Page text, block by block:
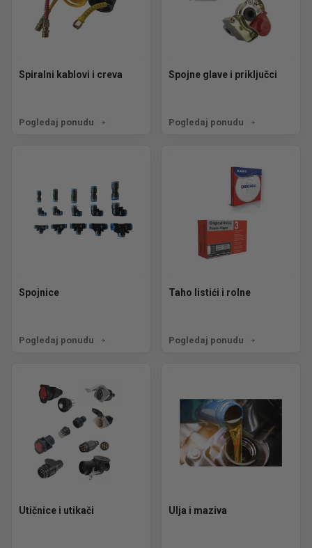
Spiralni kablovi i creva
Pogledaj ponudu
Spojne glave i priključci
Pogledaj ponudu
Spojnice
Pogledaj ponudu
Taho listići i rolne
Pogledaj ponudu
Utičnice i utikači Ulja i maziva